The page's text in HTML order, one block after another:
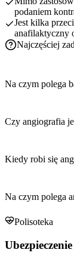
podaniem
Jest kilka
anafilaktyczny
Najczęściej
Na czym polega
Czy angiografia
Kiedy robi się
Na czym polega
Polisoteka